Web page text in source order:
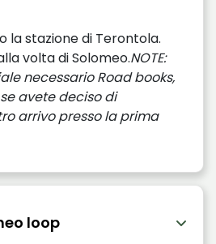
la stazione di Terontola.
volta di Solomeo.NOTE:
necessario Road books,
avete deciso di
arrivo presso la prima
loop